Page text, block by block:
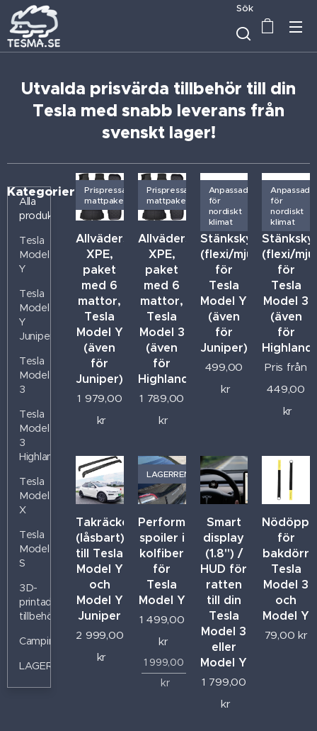
Sök
Utvalda prisvärda tillbehör till din
Tesla med snabb leverans från
svenskt lager!
Kategorier
Alla
produkter
Tesla
Model
Y
Tesla
Model
Y
Juniper
Tesla
Model
3
Tesla
Model
3
Highland
Tesla
Model
X
Tesla
Model
S
3D-
printade
tillbehör
Camping
LAGERRENSNING
Allvädersmattor
XPE,
paket
med 6
mattor,
Tesla
Model Y
(även
för
Juniper)
Prispressat
mattpaket
1 979,00
kr
Allvädersmattor
XPE,
paket
med 6
mattor,
Tesla
Model 3
(även
för
Highland)
Prispressat
mattpaket
1 789,00
kr
Stänkskydd
(flexi/mjuka)
för
Tesla
Model Y
(även
för
Juniper)
Anpassade
för
nordiskt
klimat
499,00
kr
(flexi/
för
Tesla
Model 3
(även
för
Highland)
Anpassade
för
nordiskt
klimat
Pris från
449,00
kr
Takräcke
(låsbart)
till Tesla
Model Y
och
Model Y
Juniper
2 999,00
kr
Performance
spoiler i
kolfiber
för
Tesla
Model Y
LAGERRENSNING
1 499,00
kr
1 999,00
kr
Smart
display
(1.8") /
HUD för
ratten
till din
Tesla
Model 3
eller
Model Y
1 799,00
kr
för
bakdörr
Tesla
Model 3
och
Model Y
79,00 kr